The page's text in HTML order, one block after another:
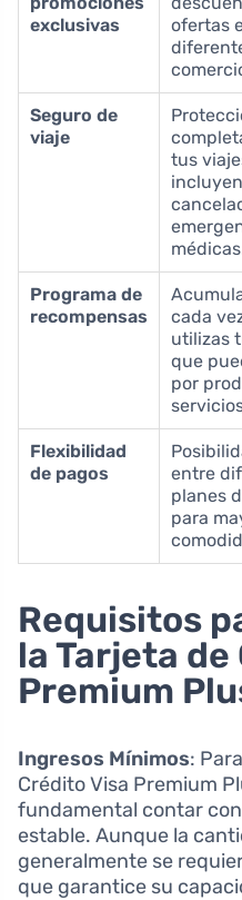
exclusivas
ofertas
Seguro de
viaje
tus
Programa de
recompensas
cada
utilizas
que
por
Flexibilidad
de pagos
entre
planes
para
Requisitos
la Tarjeta
Premium
Ingresos Mínimos:
Crédito Visa Premium
fundamental contar
estable. Aunque la
generalmente se
que garantice su